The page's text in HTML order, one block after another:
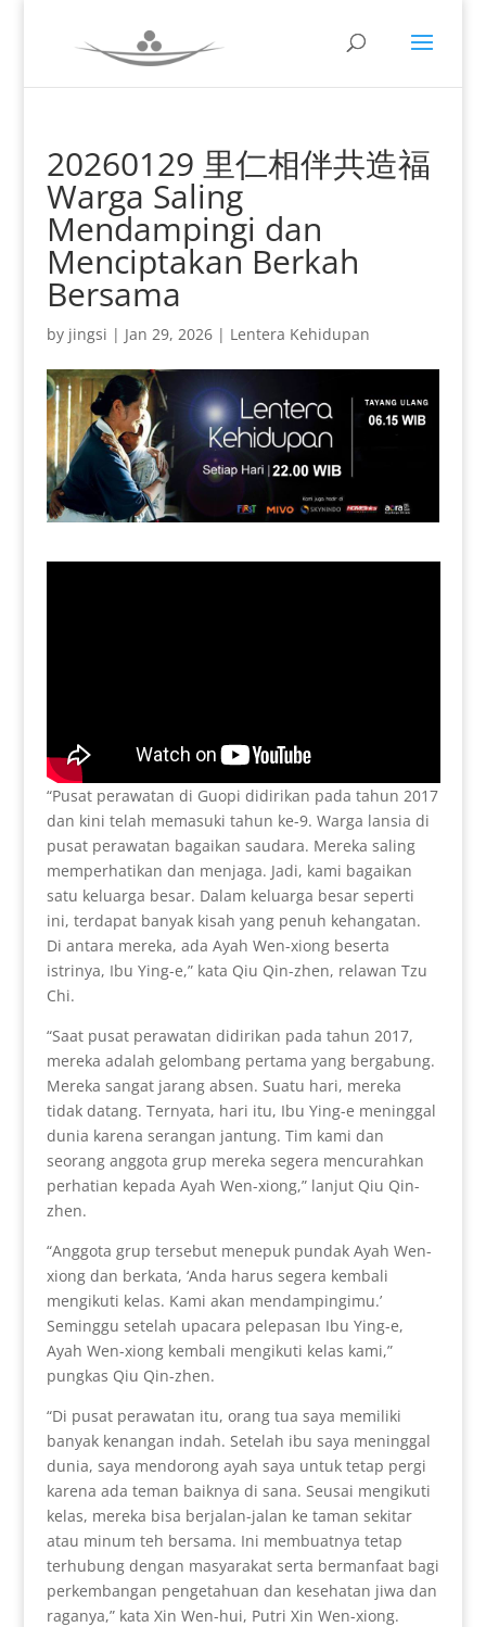
20260129 里仁相伴共造福
Warga Saling
Mendampingi dan
Menciptakan Berkah
Bersama
by jingsi | Jan 29, 2026| Lentera Kehidupan
“Pusat perawatan di Guopi didirikan pada tahun 2017
dan kini telah memasuki tahun ke-9. Warga lansia di
pusat perawatan bagaikan saudara. Mereka saling
memperhatikan dan menjaga. Jadi, kami bagaikan
satu keluarga besar. Dalam keluarga besar seperti
ini, terdapat banyak kisah yang penuh kehangatan.
Di antara mereka, ada Ayah Wen-xiong beserta
istrinya, Ibu Ying-e,” kata Qiu Qin-zhen, relawan Tzu
Chi.
“Saat pusat perawatan didirikan pada tahun 2017,
mereka adalah gelombang pertama yang bergabung.
Mereka sangat jarang absen. Suatu hari, mereka
tidak datang. Ternyata, hari itu, Ibu Ying-e meninggal
dunia karena serangan jantung. Tim kami dan
seorang anggota grup mereka segera mencurahkan
perhatian kepada Ayah Wen-xiong,” lanjut Qiu Qin-
zhen.
“Anggota grup tersebut menepuk pundak Ayah Wen-
xiong dan berkata, ‘Anda harus segera kembali
mengikuti kelas. Kami akan mendampingimu.’
Seminggu setelah upacara pelepasan Ibu Ying-e,
Ayah Wen-xiong kembali mengikuti kelas kami,”
pungkas Qiu Qin-zhen.
“Di pusat perawatan itu, orang tua saya memiliki
banyak kenangan indah. Setelah ibu saya meninggal
dunia, saya mendorong ayah saya untuk tetap pergi
karena ada teman baiknya di sana. Seusai mengikuti
kelas, mereka bisa berjalan-jalan ke taman sekitar
atau minum teh bersama. Ini membuatnya tetap
terhubung dengan masyarakat serta bermanfaat bagi
perkembangan pengetahuan dan kesehatan jiwa dan
raganya,” kata Xin Wen-hui, Putri Xin Wen-xiong.